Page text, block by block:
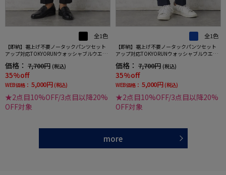
全1色
【即納】裾上げ不要ノータックパンツセット
アップ対応TOKYORUNウォッシャブルウエス
ッチ春夏
価格： 7,700円 (税込)
35%off
WEB価格： 5,000円 (税込)
★2点目10%OFF/3点目以降20%
OFF対象
全1色
【即納】裾上げ不要ノータックパンツセット
アップ対応TOKYORUNウォッシャブルウエス
ッチ春夏
価格： 7,700円 (税込)
35%off
WEB価格： 5,000円 (税込)
★2点目10%OFF/3点目以降20%
OFF対象
more